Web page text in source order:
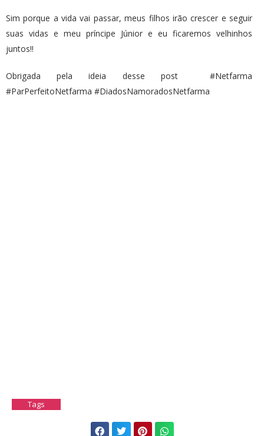
Sim porque a vida vai passar, meus filhos irão crescer e seguir
suas vidas e meu príncipe Júnior e eu ficaremos velhinhos
juntos!!
Obrigada pela ideia desse post #Netfarma
#ParPerfeitoNetfarma #DiadosNamoradosNetfarma
Tags